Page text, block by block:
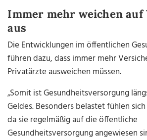
Immer mehr weichen auf
aus
Die Entwicklungen im öffentlichen
führen dazu, dass immer mehr
Privatärzte ausweichen müssen.
„Somit ist Gesundheitsversorgung
Geldes. Besonders belastet fühlen
da sie regelmäßig auf die öffentliche
Gesundheitsversorgung angewiesen